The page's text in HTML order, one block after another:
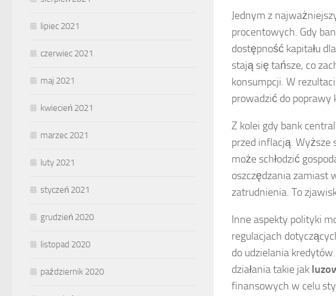
Jednym z
procentowych. Gdy
dostępność kapitału
stają się tańsze, co
konsumpcji. W
prowadzić do poprawy
Z kolei gdy bank
przed inflacją. Wyższe
może schłodzić
oszczędzania zamiast
zatrudnienia. To
Inne aspekty polityki
regulacjach
do udzielania
działania takie jak
finansowych w celu
lipiec 2021
czerwiec 2021
maj 2021
kwiecień 2021
marzec 2021
luty 2021
styczeń 2021
grudzień 2020
listopad 2020
październik 2020